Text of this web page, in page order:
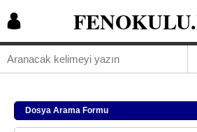
Dosya Arama Formu